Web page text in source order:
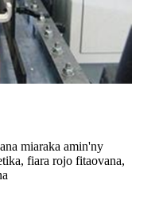
miaraka amin'ny
fiara rojo fitaovana,